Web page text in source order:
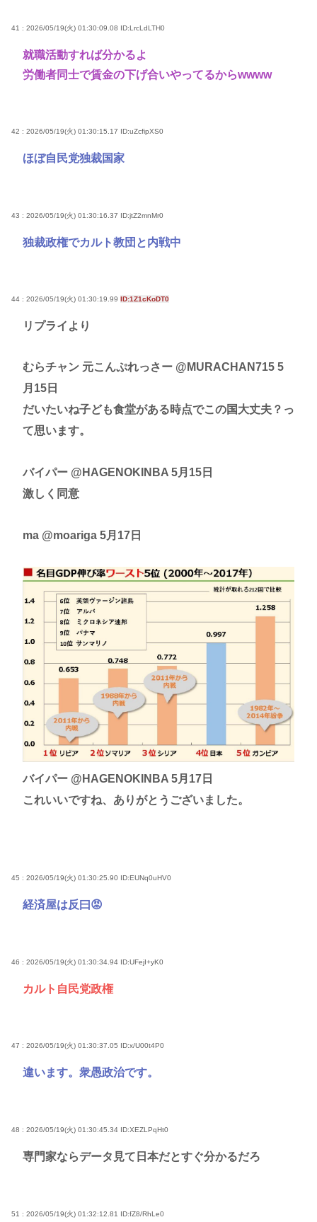
41 : 2026/05/19(火) 01:30:09.08 ID:LrcLdLTH0
就職活動すれば分かるよ
労働者同士で賃金の下げ合いやってるからwwww
42 : 2026/05/19(火) 01:30:15.17 ID:uZcfipXS0
ほぼ自民党独裁国家
43 : 2026/05/19(火) 01:30:16.37 ID:jtZ2mnMr0
独裁政権でカルト教団と内戦中
44 : 2026/05/19(火) 01:30:19.99 ID:1Z1cKoDT0
リプライより
むらチャン 元こんぷれっさー @MURACHAN715 5
月15日
だいたいね子ども食堂がある時点でこの国大丈夫？っ
て思います。
バイパー @HAGENOKINBA 5月15日
激しく同意
ma @moariga 5月17日
バイパー @HAGENOKINBA 5月17日
これいいですね、ありがとうございました。
45 : 2026/05/19(火) 01:30:25.90 ID:EUNq0uHV0
経済屋は反曰😡
46 : 2026/05/19(火) 01:30:34.94 ID:UFejI+yK0
カルト自民党政権
47 : 2026/05/19(火) 01:30:37.05 ID:x/U00t4P0
違います。衆愚政治です。
48 : 2026/05/19(火) 01:30:45.34 ID:XEZLPqHt0
専門家ならデータ見て日本だとすぐ分かるだろ
51 : 2026/05/19(火) 01:32:12.81 ID:fZ8/RhLe0